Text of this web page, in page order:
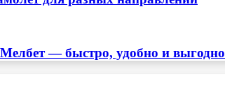
— быстро, удобно и выгодно